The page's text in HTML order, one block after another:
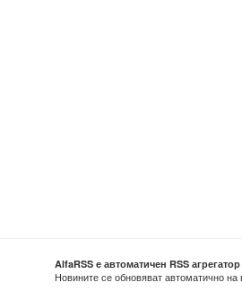
AlfaRSS е автоматичен RSS
Новините се обновяват автоматично на